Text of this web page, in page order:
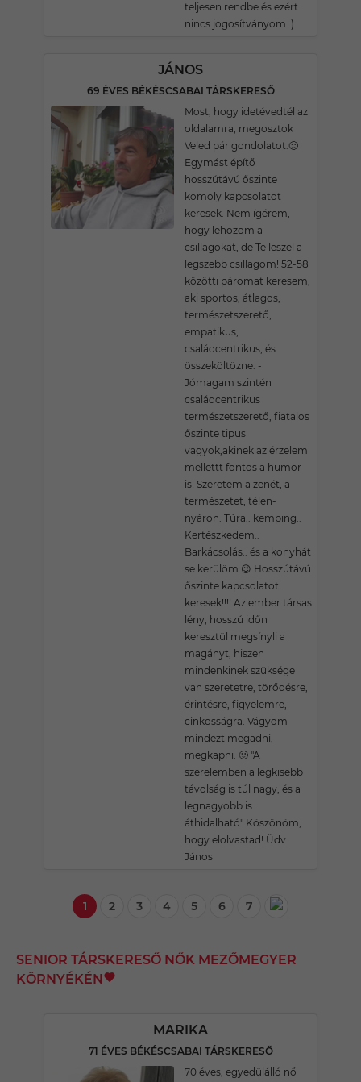
teljesen rendbe és ezért
nincs jogosítványom :)
JÁNOS
69 ÉVES BÉKÉSCSABAI TÁRSKERESŐ
Most, hogy idetévedtél az
oldalamra, megosztok
Veled pár gondolatot.🙂
Egymást építő
hosszútávú őszinte
komoly kapcsolatot
keresek. Nem ígérem,
hogy lehozom a
csillagokat, de Te leszel a
legszebb csillagom! 52-58
közötti páromat keresem,
aki sportos, átlagos,
természetszerető,
empatikus,
családcentrikus, és
összeköltözne. -
Jómagam szintén
családcentrikus
természetszerető, fiatalos
őszinte tipus
vagyok,akinek az érzelem
mellettt fontos a humor
is! Szeretem a zenét, a
természetet, télen-
nyáron. Túra.. kemping..
Kertészkedem..
Barkácsolás.. és a konyhát
se kerülöm 😉 Hosszútávú
őszinte kapcsolatot
keresek!!!! Az ember társas
lény, hosszú időn
keresztül megsínyli a
magányt, hiszen
mindenkinek szüksége
van szeretetre, törődésre,
érintésre, figyelemre,
cinkosságra. Vágyom
mindezt megadni,
megkapni. 🙂 "A
szerelemben a legkisebb
távolság is túl nagy, és a
legnagyobb is
áthidalható" Köszönöm,
hogy elolvastad! Üdv :
János
1 2 3 4 5 6 7
SENIOR TÁRSKERESŐ NŐK MEZŐMEGYER
KÖRNYÉKÉN
MARIKA
71 ÉVES BÉKÉSCSABAI TÁRSKERESŐ
70 éves, egyedülálló nő